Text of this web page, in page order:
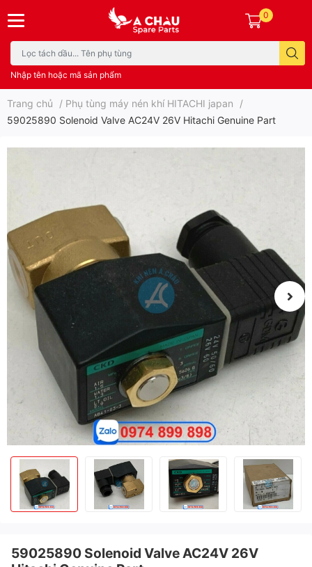
Nhập tên hoặc mã sản phẩm
0
Trang chủ / Phụ tùng máy nén khí HITACHI japan
/
59025890 Solenoid Valve AC24V 26V Hitachi Genuine Part
59025890 Solenoid Valve AC24V 26V